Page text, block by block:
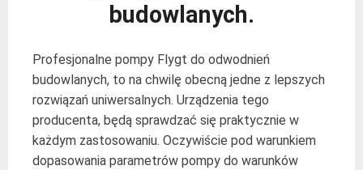
budowlanych.
Profesjonalne pompy Flygt do odwodnień
budowlanych, to na chwilę obecną jedne z lepszych
rozwiązań uniwersalnych. Urządzenia tego
producenta, będą sprawdzać się praktycznie w
każdym zastosowaniu. Oczywiście pod warunkiem
dopasowania parametrów pompy do warunków